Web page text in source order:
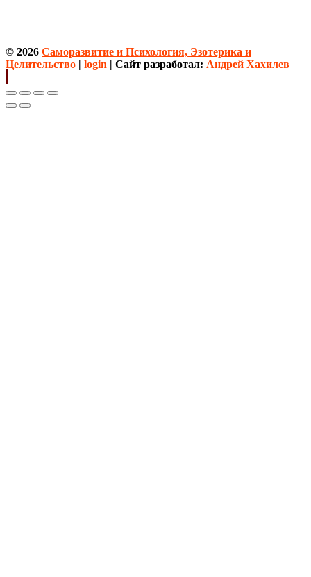
© 2026 Саморазвитие и Психология, Эзотерика и
Целительство | login | Сайт разработал: Андрей Хахилев